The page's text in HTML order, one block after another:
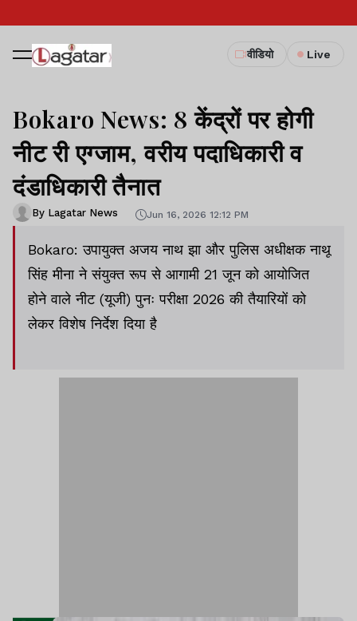
वीडियो Live
Bokaro News: 8 केंद्रों पर होगी
नीट री एग्जाम, वरीय पदाधिकारी व
दंडाधिकारी तैनात
By Lagatar News Jun 16, 2026 12:12 PM
Bokaro: उपायुक्त अजय नाथ झा और पुलिस अधीक्षक नाथू
सिंह मीना ने संयुक्त रूप से आगामी 21 जून को आयोजित
होने वाले नीट (यूजी) पुनः परीक्षा 2026 की तैयारियों को
लेकर विशेष निर्देश दिया है